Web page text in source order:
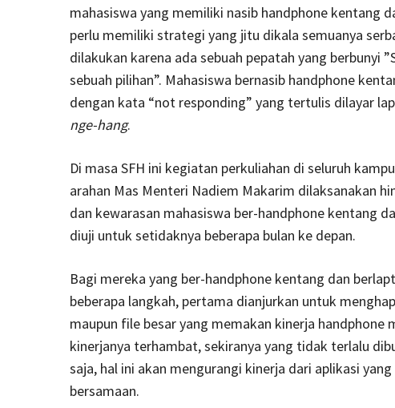
mahasiswa yang memiliki nasib handphone kentang
perlu memiliki strategi yang jitu dikala semuanya
dilakukan karena ada sebuah pepatah yang berbunyi
sebuah pilihan”. Mahasiswa bernasib handphone
dengan kata “not responding” yang tertulis dilayar
nge-hang.
Di masa SFH ini kegiatan perkuliahan di seluruh
arahan Mas Menteri Nadiem Makarim dilaksanakan
dan kewarasan mahasiswa ber-handphone kentang
diuji untuk setidaknya beberapa bulan ke depan.
Bagi mereka yang ber-handphone kentang dan
beberapa langkah, pertama dianjurkan untuk
maupun file besar yang memakan kinerja handphone
kinerjanya terhambat, sekiranya yang tidak terlalu
saja, hal ini akan mengurangi kinerja dari aplikasi
bersamaan.